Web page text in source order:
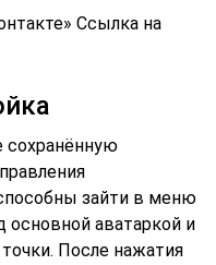
Ссылка на
сохранённую
зайти в меню
основной аватаркой и
После нажатия